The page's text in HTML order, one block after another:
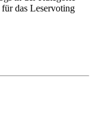
das Leservoting